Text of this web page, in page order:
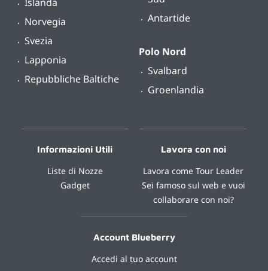
Norvegia
Svezia
Lapponia
Repubbliche Baltiche
Antartide
Polo Nord
Svalbard
Groenlandia
Informazioni Utili
Liste di Nozze
Gadget
Lavora con noi
Lavora come Tour Leader
Sei famoso sul web e vuoi
collaborare con noi?
Account Blueberry
Accedi al tuo account